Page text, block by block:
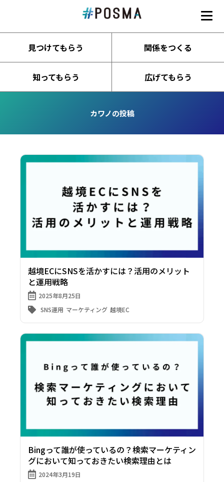
見つけてもらう 関係をつくる
知ってもらう 広げてもらう
カワノの投稿
越境ECにSNSを活かすには？活用のメリット
と運用戦略
2025年8月25日
SNS運用 マーケティング 越境EC
Bingって誰が使っているの？検索マーケティン
グにおいて知っておきたい検索理由とは
2024年3月19日